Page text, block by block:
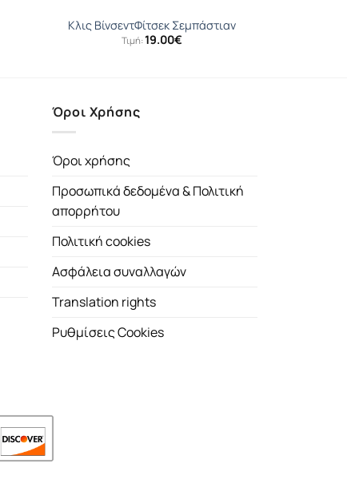
Κλις ΒίνσεντΦίτσεκ Σεμπάστιαν
Τιμή:19.00€
Όροι Χρήσης
Όροι χρήσης
Προσωπικά δεδομένα & Πολιτική
απορρήτου
Πολιτική cookies
Ασφάλεια συναλλαγών
Translation rights
Ρυθμίσεις Cookies